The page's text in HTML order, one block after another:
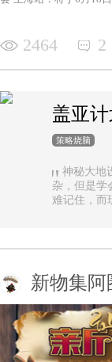
2464 2
盖亚计
策略烧脑
神秘大地
杂，但是学
难记住，而
新物集阿